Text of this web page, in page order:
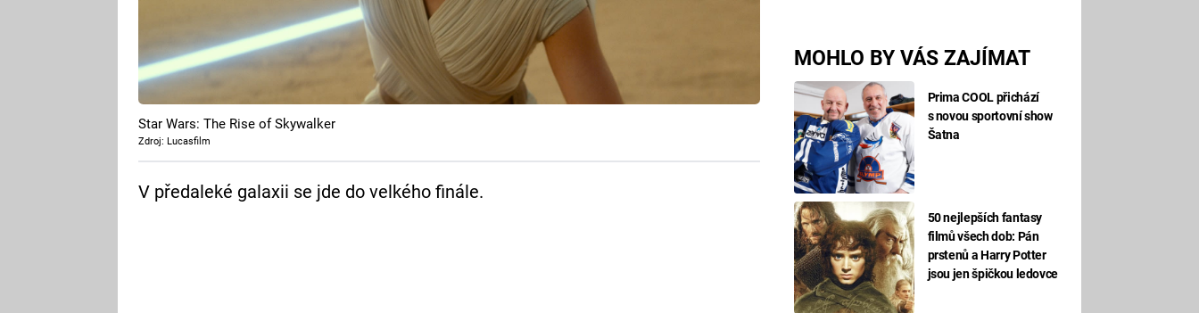
MOHLO BY VÁS ZAJÍMAT
Prima COOL přichází
s novou sportovní show
Šatna
50 nejlepších fantasy
filmů všech dob: Pán
prstenů a Harry Potter
jsou jen špičkou ledovce
Star Wars: The Rise of Skywalker
Zdroj: Lucasfilm
V předaleké galaxii se jde do velkého finále.